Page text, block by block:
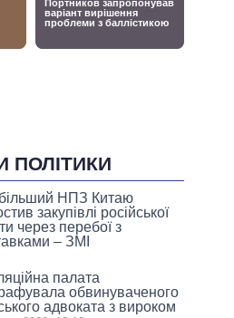
ПОЛІТИКИ
НПЗ Китаю
закупівлі російської
через перебої з
– ЗМІ
палата
обвинуваченого
адвоката з вироком